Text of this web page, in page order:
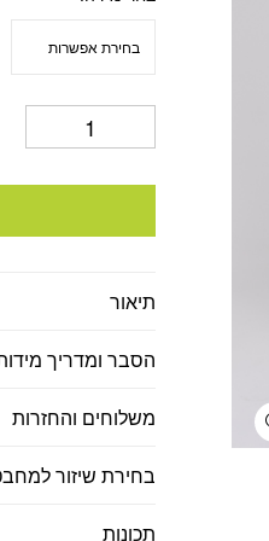
תיאור
הסבר ומדריך
משלוחים והחזרות
בחירת שיזור
תכונות